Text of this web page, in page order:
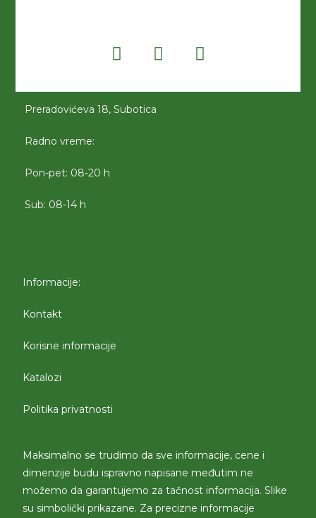
Preradovićeva 18, Subotica
Radno vreme:
Pon-pet: 08-20 h
Sub: 08-14 h
Informacije:
Kontakt
Korisne informacije
Katalozi
Politika privatnosti
Maksimalno se trudimo da sve informacije, cene i
dimenzije budu ispravno napisane međutim ne
možemo da garantujemo za tačnost informacija. Slike
su simbolički prikazane. Za precizne informacije